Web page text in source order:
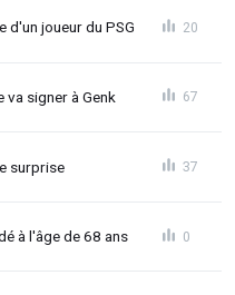
d'un joueur du PSG 20
va signer à Genk 67
surprise 37
à l'âge de 68 ans 0